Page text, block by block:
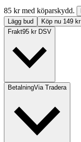
85 kr med köparskydd.
Lägg bud
Köp nu 149 kr
Frakt95 kr DSV
BetalningVia Tradera